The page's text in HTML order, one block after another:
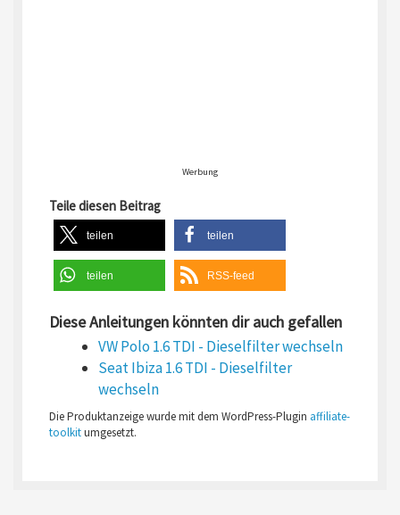
Werbung
Teile diesen Beitrag
teilen teilen
teilen RSS-feed
Diese Anleitungen könnten dir auch gefallen
VW Polo 1.6 TDI - Dieselfilter wechseln
Seat Ibiza 1.6 TDI - Dieselfilter
wechseln
Die Produktanzeige wurde mit dem WordPress-Plugin affiliate-
toolkitumgesetzt.